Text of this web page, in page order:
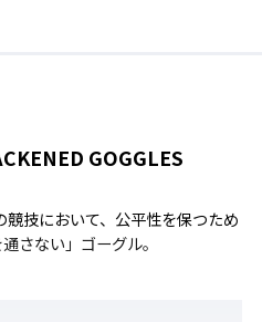
GOGGLES
技において、公平性を保つため
さない」ゴーグル。